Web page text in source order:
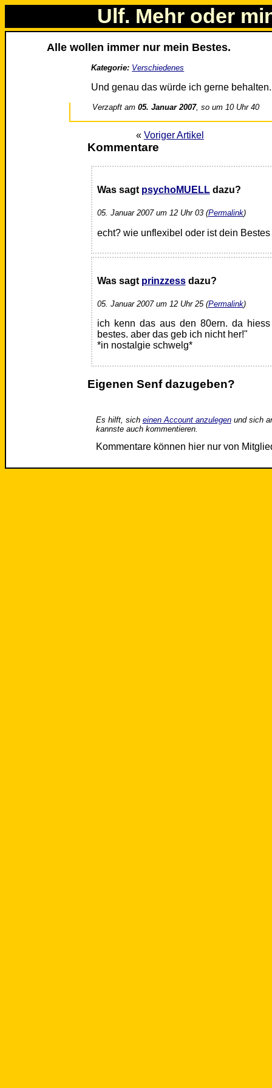
Ulf. Mehr oder
Alle wollen immer nur mein Bestes.
Kategorie: Verschiedenes
Und genau das würde ich gerne behalten.
Verzapft am05. Januar 2007, so um 10 Uhr 40
« Voriger Artikel
Kommentare
Was sagt psychoMUELLdazu?
05. Januar 2007 um 12 Uhr 03 (Permalink)
echt? wie unflexibel oder ist dein
Was sagt prinzzessdazu?
05. Januar 2007 um 12 Uhr 25 (Permalink)
ich kenn das aus den 80ern. da
bestes. aber das geb ich nicht her!"
*in nostalgie schwelg*
Eigenen Senf dazugeben?
Es hilft, sich einen Account anzulegenund sich
kannste auch kommentieren.
Kommentare können hier nur von